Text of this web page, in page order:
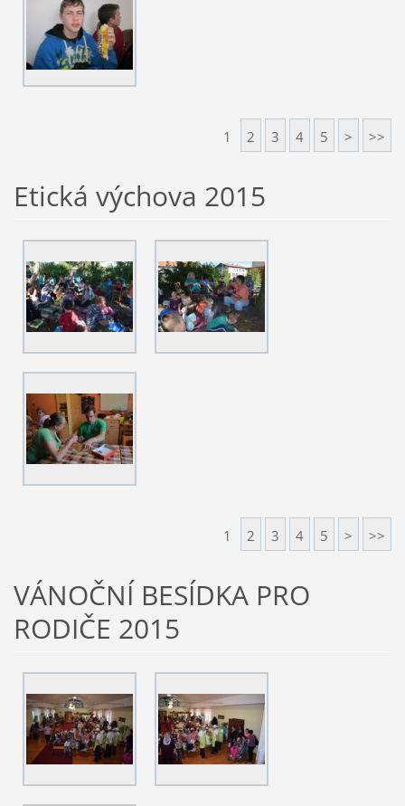
1 2 3 4 5 > >>
Etická výchova 2015
1 2 3 4 5 > >>
VÁNOČNÍ BESÍDKA PRO
RODIČE 2015